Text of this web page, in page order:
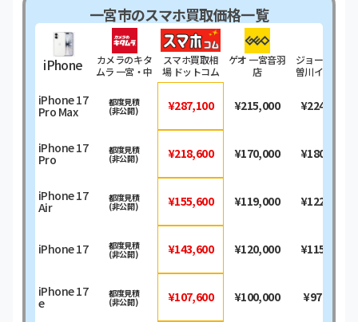
一宮市のスマホ買取価格一覧
iPhone
iPhone 17
Pro Max
iPhone 17
Pro
iPhone 17
Air
iPhone 17
iPhone 17
e
カメラのキタ
ムラ 一宮・中
都度見積
(非公開)
都度見積
(非公開)
都度見積
(非公開)
都度見積
(非公開)
都度見積
(非公開)
スマホ買取相
場 ドットコム
¥287,100
¥218,600
¥155,600
¥143,600
¥107,600
ゲオ 一宮音羽
店
¥215,000
¥170,000
¥119,000
¥120,000
¥100,000
ジョーシン木
曽川イオンモ
¥224,000
¥180,300
¥122,500
¥115,300
¥97,000